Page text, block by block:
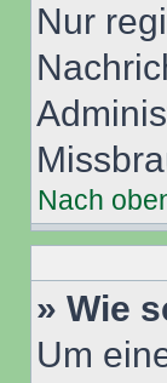
Nur
Nach
» Wie
Um